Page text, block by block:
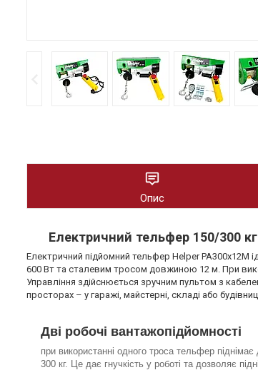
Опис
Електричний тельфер 150/300
Електричний підйомний тельфер Helper PA300x12M
600 Вт та сталевим тросом довжиною 12 м. При
Управління здійснюється зручним пультом з
просторах – у гаражі, майстерні, складі або
Дві робочі вантажопідйомності
при використанні одного троса тельфер
300 кг. Це дає гнучкість у роботі та дозволяє